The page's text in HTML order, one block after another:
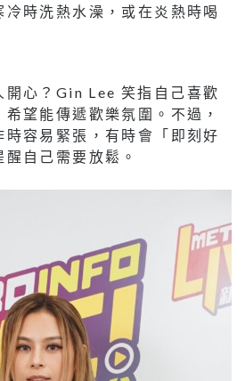
時洗熱水澡，或在炎熱時喝
開心？Gin Lee 笑指自己喜歡
望能傳遞歡樂氛圍。不過，
容易緊張，有時會「即刻好
自己需要放鬆。